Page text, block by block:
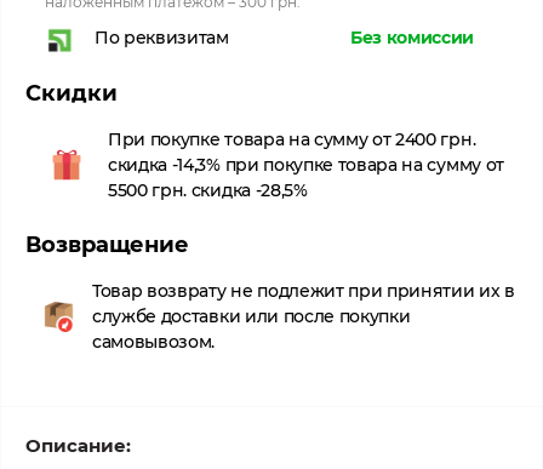
По реквизитам Без комиссии
Скидки
При покупке товара на сумму от 2400 грн.
скидка -14,3% при покупке товара на сумму от
5500 грн. скидка -28,5%
Возвращение
Товар возврату не подлежит при принятии их в
службе доставки или после покупки
самовывозом.
Описание: